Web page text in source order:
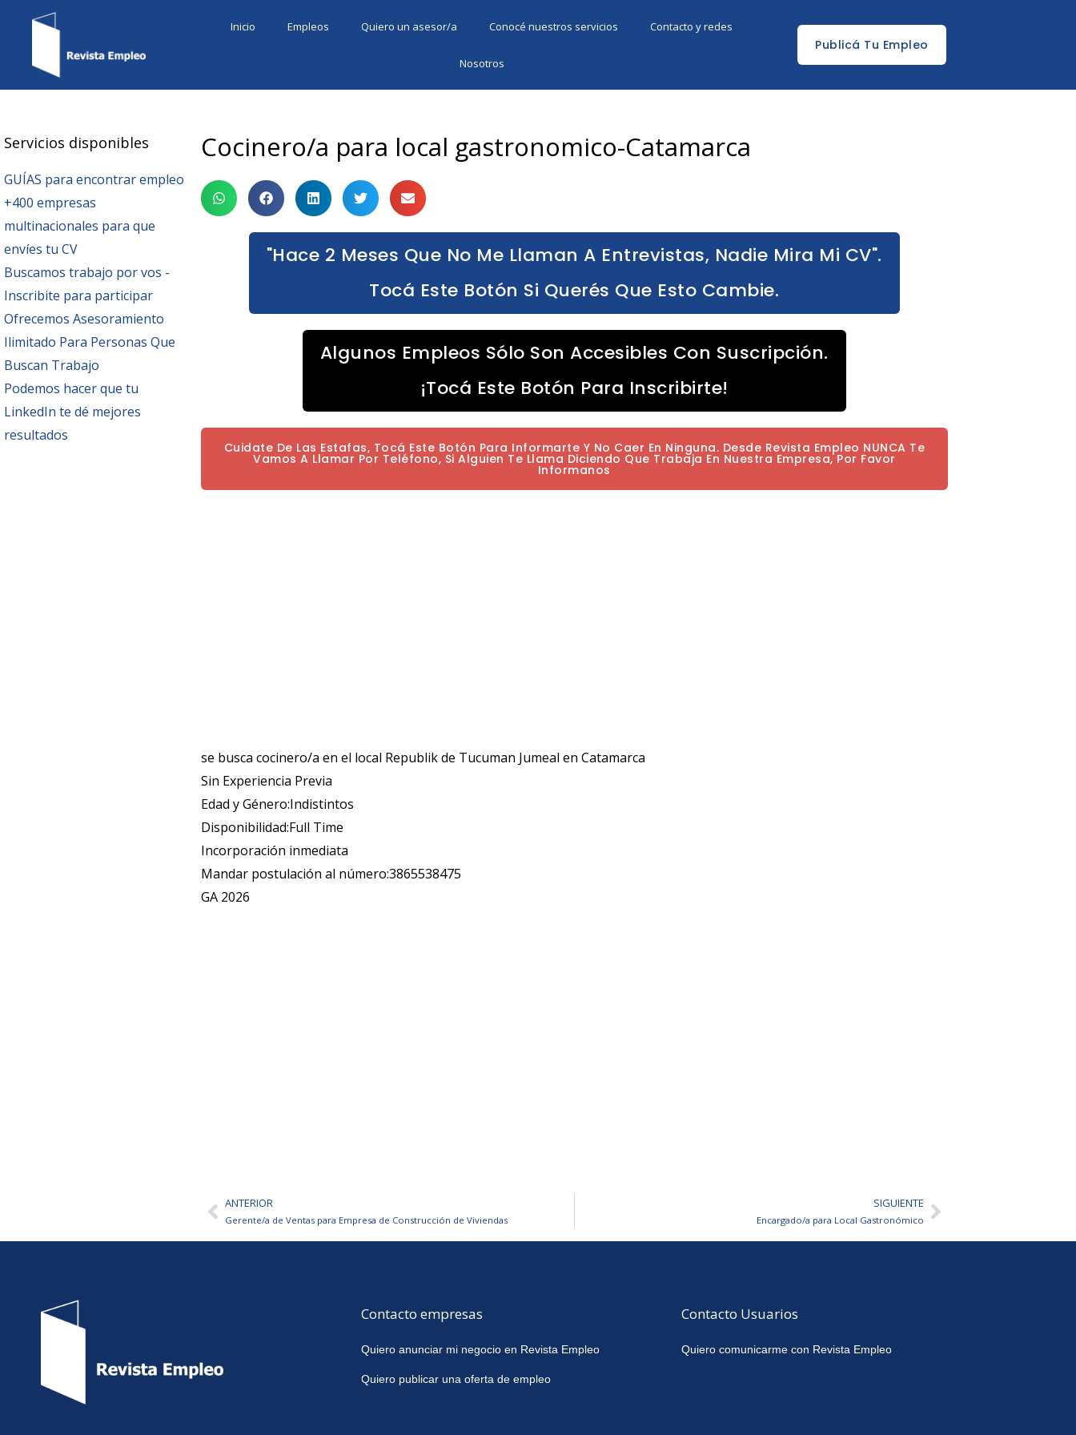
Inicio Empleos Quiero un asesor/a Conocé nuestros servicios Contacto y redes
Nosotros
Publicá Tu Empleo
Servicios disponibles
GUÍAS para encontrar empleo
+400 empresas
multinacionales para que
envíes tu CV
Buscamos trabajo por vos -
Inscribite para participar
Ofrecemos Asesoramiento
Ilimitado Para Personas Que
Buscan Trabajo
Podemos hacer que tu
LinkedIn te dé mejores
resultados
Cocinero/a para local gastronomico-Catamarca
"Hace 2 Meses Que No Me Llaman A Entrevistas, Nadie Mira Mi CV".
Tocá Este Botón Si Querés Que Esto Cambie.
Algunos Empleos Sólo Son Accesibles Con Suscripción.
¡Tocá Este Botón Para Inscribirte!
Cuidate De Las Estafas, Tocá Este Botón Para Informarte Y No Caer En Ninguna. Desde Revista Empleo NUNCA Te
Vamos A Llamar Por Teléfono, Si Alguien Te Llama Diciendo Que Trabaja En Nuestra Empresa, Por Favor
Informanos
se busca cocinero/a en el local Republik de Tucuman Jumeal en Catamarca
Sin Experiencia Previa
Edad y Género:Indistintos
Disponibilidad:Full Time
Incorporación inmediata
Mandar postulación al número:3865538475
GA 2026
AntANTERIOR
Gerente/a de Ventas para Empresa de Construcción de Viviendas
SIGUIENTE
Encargado/a para Local GastronómicoSiguiente
Contacto empresas
Quiero anunciar mi negocio en Revista Empleo
Quiero publicar una oferta de empleo
Contacto Usuarios
Quiero comunicarme con Revista Empleo